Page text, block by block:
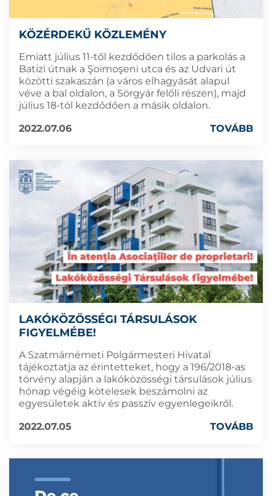
KÖZÉRDEKŰ KÖZLEMÉNY
Emiatt július 11-től kezdődően tilos a parkolás a
Batizi útnak a Şoimoşeni utca és az Udvari út
közötti szakaszán (a város elhagyását alapul
véve a bal oldalon, a Sörgyár felőli részen), majd
július 18-tól kezdődően a másik oldalon.
2022.07.06
TOVÁBB
LAKÓKÖZÖSSÉGI TÁRSULÁSOK
FIGYELMÉBE!
A Szatmárnémeti Polgármesteri Hivatal
tájékoztatja az érintetteket, hogy a 196/2018-as
törvény alapján a lakóközösségi társulások július
hónap végéig kötelesek beszámolni az
egyesületek aktív és passzív egyenlegeikről.
2022.07.05
TOVÁBB